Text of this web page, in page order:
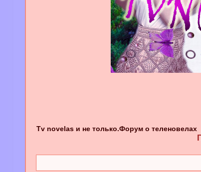
Tv novelas и не только.Форум о теленовелах